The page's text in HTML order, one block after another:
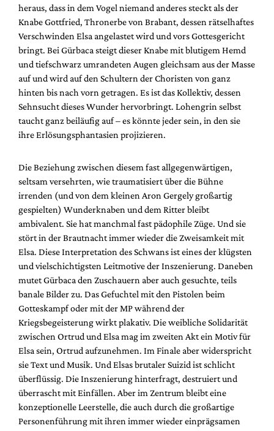
heraus, dass in dem Vogel niemand anderes steckt als der
Knabe Gottfried, Thronerbe von Brabant, dessen rätselhaftes
Verschwinden Elsa angelastet wird und vors Gottesgericht
bringt. Bei Gürbaca steigt dieser Knabe mit blutigem Hemd
und tiefschwarz umrandeten Augen gleichsam aus der Masse
auf und wird auf den Schultern der Choristen von ganz
hinten bis nach vorn getragen. Es ist das Kollektiv, dessen
Sehnsucht dieses Wunder hervorbringt. Lohengrin selbst
taucht ganz beiläufig auf – es könnte jeder sein, in den sie
ihre Erlösungsphantasien projizieren.
Die Beziehung zwischen diesem fast allgegenwärtigen,
seltsam versehrten, wie traumatisiert über die Bühne
irrenden (und von dem kleinen Aron Gergely großartig
gespielten) Wunderknaben und dem Ritter bleibt
ambivalent. Sie hat manchmal fast pädophile Züge. Und sie
stört in der Brautnacht immer wieder die Zweisamkeit mit
Elsa. Diese Interpretation des Schwans ist eines der klügsten
und vielschichtigsten Leitmotive der Inszenierung. Daneben
mutet Gürbaca den Zuschauern aber auch gesuchte, teils
banale Bilder zu. Das Gefuchtel mit den Pistolen beim
Gotteskampf oder mit der MP während der
Kriegsbegeisterung wirkt plakativ. Die weibliche Solidarität
zwischen Ortrud und Elsa mag im zweiten Akt ein Motiv für
Elsa sein, Ortrud aufzunehmen. Im Finale aber widerspricht
sie Text und Musik. Und Elsas brutaler Suizid ist schlicht
überflüssig. Die Inszenierung hinterfragt, destruiert und
überrascht mit Einfällen. Aber im Zentrum bleibt eine
konzeptionelle Leerstelle, die auch durch die großartige
Personenführung mit ihren immer wieder einprägsamen